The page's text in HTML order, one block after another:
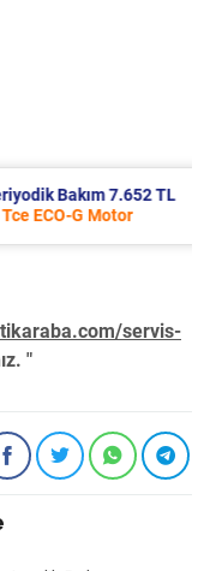
7.652 TL
servis-
"